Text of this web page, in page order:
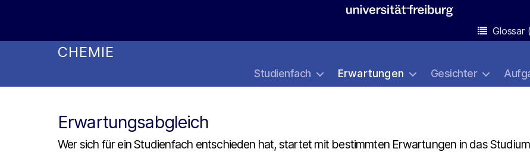
Glossar
CHEMIE
Studienfach Erwartungen Gesichter
Erwartungsabgleich
Wer sich für ein Studienfach entschieden hat, startet mit bestimmten Erwartungen in das